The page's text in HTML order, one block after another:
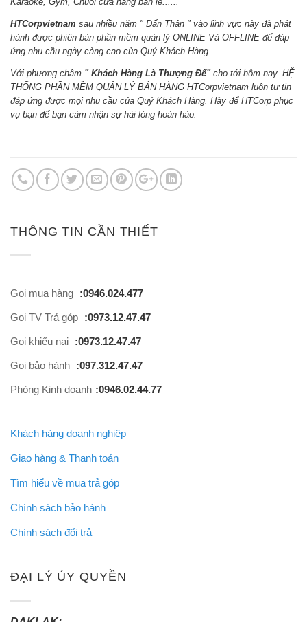
HTCorpvietnam sau nhiều năm " Dấn Thân " vào lĩnh vực này đã phát
hành được phiên bản phần mềm quản lý ONLINE Và OFFLINE để đáp
ứng nhu cầu ngày càng cao của Quý Khách Hàng.
Với phương châm " Khách Hàng Là Thượng Đế"cho tới hôm nay. HỆ
THỐNG PHẦN MỀM QUẢN LÝ BÁN HÀNG HTCorpvietnam luôn tự tin
đáp ứng được mọi nhu cầu của Quý Khách Hàng. Hãy để HTCorp phục
vụ bạn để bạn cảm nhận sự hài lòng hoàn hảo.
THÔNG TIN CẦN THIẾT
Gọi mua hàng :0946.024.477
Gọi TV Trả góp :0973.12.47.47
Gọi khiếu nại :0973.12.47.47
Gọi bảo hành :097.312.47.47
Phòng Kinh doanh :0946.02.44.77
Khách hàng doanh nghiệp
Giao hàng & Thanh toán
Tìm hiểu về mua trả góp
Chính sách bảo hành
Chính sách đổi trả
ĐẠI LÝ ỦY QUYỀN